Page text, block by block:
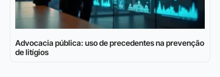
Advocacia pública: uso de precedentes na prevenção
de litígios